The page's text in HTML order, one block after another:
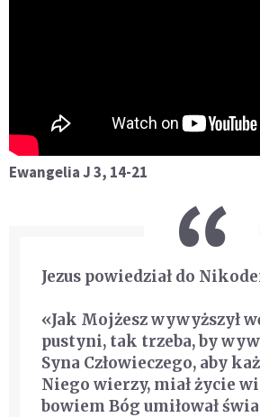
Ewangelia J 3, 14-21
Jezus powiedział do
«Jak Mojżesz wywyższył
pustyni, tak trzeba, by
Syna Człowieczego, aby
Niego wierzy, miał życie
bowiem Bóg umiłował